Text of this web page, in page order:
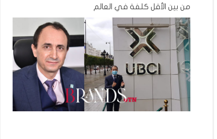
من بين الأقل كلفة في العالم